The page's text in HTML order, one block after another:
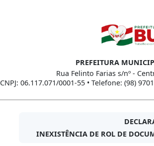
PREFEITURA
Rua Felinto Farias s/nº -
CNPJ: 06.117.071/0001-55 • Telefone: (98)
INEXISTÊNCIA DE ROL DE